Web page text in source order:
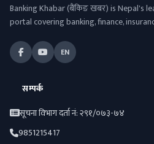
Banking Khabar (बैंकिङ खबर) is Nepal's
portal covering banking, finance,
EN
सम्पर्क
सूचना विभाग दर्ता नं: २९१/०७३-७४
9851215417